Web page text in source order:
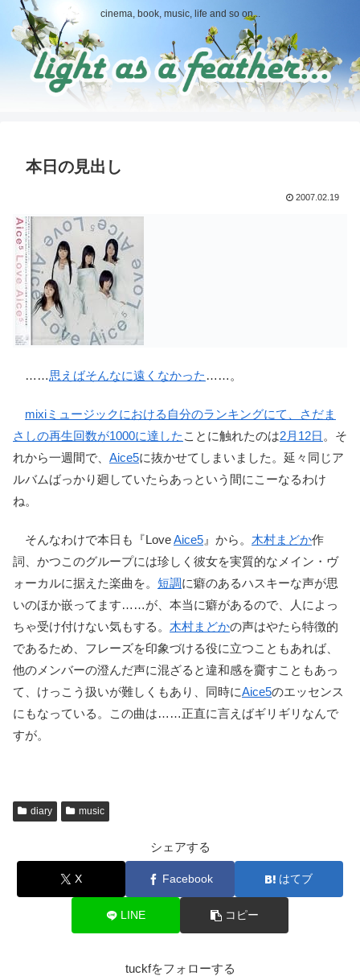
cinema, book, music, life and so on...
本日の見出し
2007.02.19
……思えばそんなに遠くなかった ……。
mixiミュージックにおける自分のランキングにて、さだま
さしの再生回数が1000に達した ことに触れたのは2月12日 。そ
れから一週間で、 Aice5に抜かせてしまいました。延々同じア
ルバムばっかり廻していたらあっという間にこーなるわけ
ね。
そんなわけで本日も『LoveAice5 』から。 木村まどか作
詞、かつこのグループには珍しく彼女を実質的なメイン・ヴ
ォーカルに据えた楽曲を。 短調に癖のあるハスキーな声が思
いのほか嵌ってます……が、本当に癖があるので、人によっ
ちゃ受け付けない気もする。 木村まどかの声はやたら特徴的
であるため、フレーズを印象づける役に立つこともあれば、
他のメンバーの澄んだ声に混ざると違和感を齎すこともあっ
て、けっこう扱いが難しくもあり、同時にAice5のエッセンス
にもなっている。この曲は……正直に言えばギリギリなんで
すが。
diary music
シェアする
X Facebook はてブ
LINE コピー
tuckfをフォローする